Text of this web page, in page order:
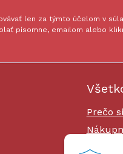
len za týmto účelom v
písomne, emailom alebo
Prečo
Platby